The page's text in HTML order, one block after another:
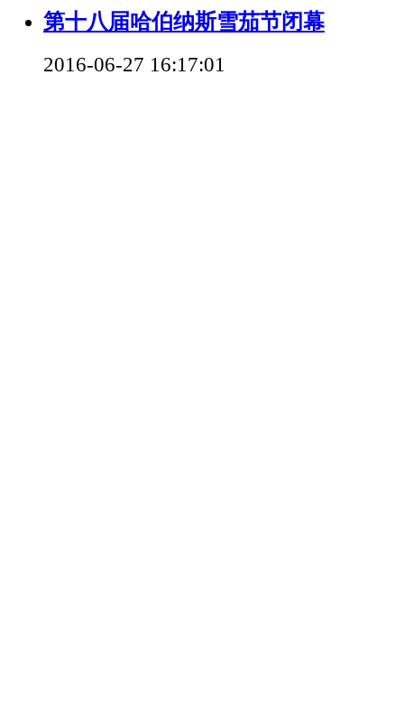
第十八届哈伯纳斯雪茄节闭幕
2016-06-27 16:17:01